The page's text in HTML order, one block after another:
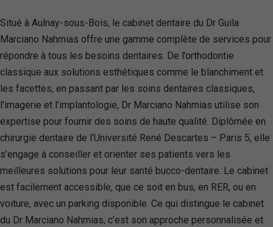
Situé à Aulnay-sous-Bois, le cabinet dentaire du Dr Guila
Marciano Nahmias offre une gamme complète de services pour
répondre à tous les besoins dentaires. De l’orthodontie
classique aux solutions esthétiques comme le blanchiment et
les facettes, en passant par les soins dentaires classiques,
l’imagerie et l’implantologie, Dr Marciano Nahmias utilise son
expertise pour fournir des soins de haute qualité. Diplômée en
chirurgie dentaire de l’Université René Descartes – Paris 5, elle
s’engage à conseiller et orienter ses patients vers les
meilleures solutions pour leur santé bucco-dentaire. Le cabinet
est facilement accessible, que ce soit en bus, en RER, ou en
voiture, avec un parking disponible. Ce qui distingue le cabinet
du Dr Marciano Nahmias, c’est son approche personnalisée et